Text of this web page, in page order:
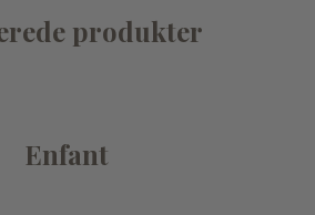
produkter
Enfant